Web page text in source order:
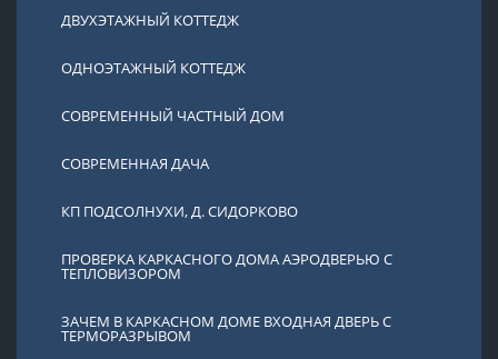
ДВУХЭТАЖНЫЙ КОТТЕДЖ
ОДНОЭТАЖНЫЙ КОТТЕДЖ
СОВРЕМЕННЫЙ ЧАСТНЫЙ ДОМ
СОВРЕМЕННАЯ ДАЧА
КП ПОДСОЛНУХИ, Д. СИДОРКОВО
ПРОВЕРКА КАРКАСНОГО ДОМА АЭРОДВЕРЬЮ С
ТЕПЛОВИЗОРОМ
ЗАЧЕМ В КАРКАСНОМ ДОМЕ ВХОДНАЯ ДВЕРЬ С
ТЕРМОРАЗРЫВОМ